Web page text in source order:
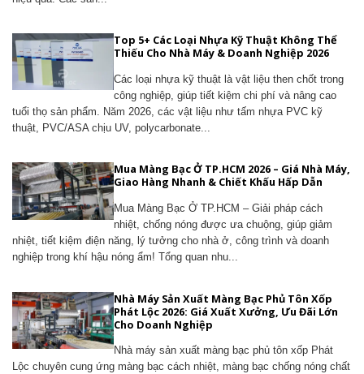
Top 5+ Các Loại Nhựa Kỹ Thuật Không Thể
Thiếu Cho Nhà Máy & Doanh Nghiệp 2026
Các loại nhựa kỹ thuật là vật liệu then chốt trong
công nghiệp, giúp tiết kiệm chi phí và nâng cao
tuổi thọ sản phẩm. Năm 2026, các vật liệu như tấm nhựa PVC kỹ
thuật, PVC/ASA chịu UV, polycarbonate...
Mua Màng Bạc Ở TP.HCM 2026 – Giá Nhà Máy,
Giao Hàng Nhanh & Chiết Khấu Hấp Dẫn
Mua Màng Bạc Ở TP.HCM – Giải pháp cách
nhiệt, chống nóng được ưa chuộng, giúp giảm
nhiệt, tiết kiệm điện năng, lý tưởng cho nhà ở, công trình và doanh
nghiệp trong khí hậu nóng ẩm! Tổng quan nhu...
Nhà Máy Sản Xuất Màng Bạc Phủ Tôn Xốp
Phát Lộc 2026: Giá Xuất Xưởng, Ưu Đãi Lớn
Cho Doanh Nghiệp
Nhà máy sản xuất màng bạc phủ tôn xốp Phát
Lộc chuyên cung ứng màng bạc cách nhiệt, màng bạc chống nóng chất